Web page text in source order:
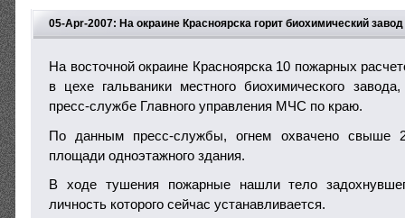
05-Apr-2007: На окраине Красноярска горит биохимический завод
На восточной окраине Красноярска 10 пожарных
в цехе гальваники местного биохимического
пресс-службе Главного управления МЧС по краю.
По данным пресс-службы, огнем охвачено свыше
площади одноэтажного здания.
В ходе тушения пожарные нашли тело
личность которого сейчас устанавливается.